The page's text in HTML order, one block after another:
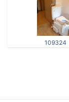
109324